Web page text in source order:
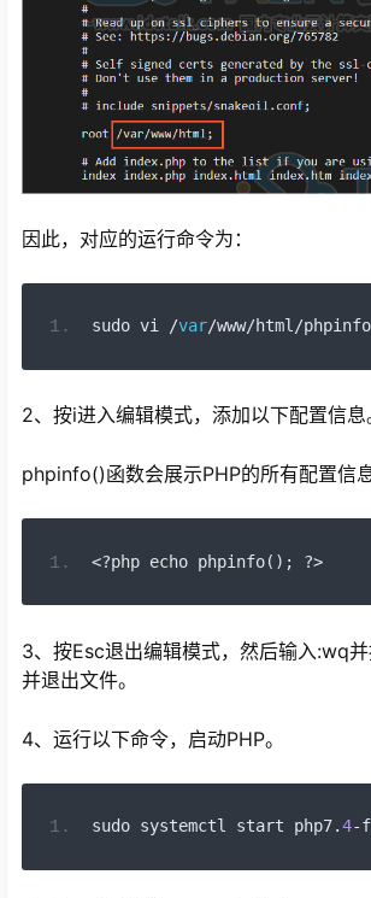
因此，对应的运行命令为：
sudo vi /var/www/html/phpinfo
2、按i进入编辑模式，添加以下配置信息
phpinfo()函数会展示PHP的所有配置信息
<?php echo phpinfo(); ?>
3、按Esc退出编辑模式，然后输入:wq
并退出文件。
4、运行以下命令，启动PHP。
sudo systemctl start php7.4-